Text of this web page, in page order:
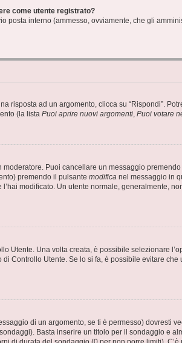
come utente registrato?
interno (ammesso, ovviamente, che gli
risposta ad un argomento, clicca su “Rispondi”.
(la lista Puoi aprire nuovi argomenti, Puoi votare
Puoi cancellare un messaggio
premendo il pulsante modifica nel messaggio in
modificato. Un utente normale, generalmente,
Utente. Una volta creata, è possibile selezionare
Controllo Utente. Se lo si fa, è possibile evitare
di un argomento, se ti è permesso) dovresti
Basta inserire un titolo per il sondaggio e